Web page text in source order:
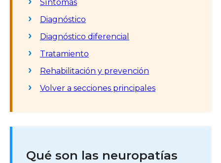
Síntomas
Diagnóstico
Diagnóstico diferencial
Tratamiento
Rehabilitación y prevención
Volver a secciones principales
Qué son las neuropatías